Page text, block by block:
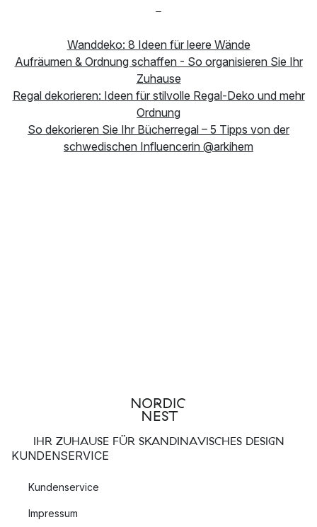
-
Wanddeko: 8 Ideen für leere Wände
Aufräumen & Ordnung schaffen - So organisieren Sie Ihr
Zuhause
Regal dekorieren: Ideen für stilvolle Regal-Deko und mehr
Ordnung
So dekorieren Sie Ihr Bücherregal – 5 Tipps von der
schwedischen Influencerin @arkihem
IHR ZUHAUSE FÜR SKANDINAVISCHES DESIGN
KUNDENSERVICE
Kundenservice
Impressum